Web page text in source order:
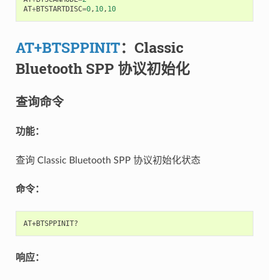
AT+BTSTARTDISC=0, 10, 10
AT+BTSPPINIT：Classic
Bluetooth SPP 协议初始化
查询命令
功能：
查询 Classic Bluetooth SPP 协议初始化状态
命令：
响应：